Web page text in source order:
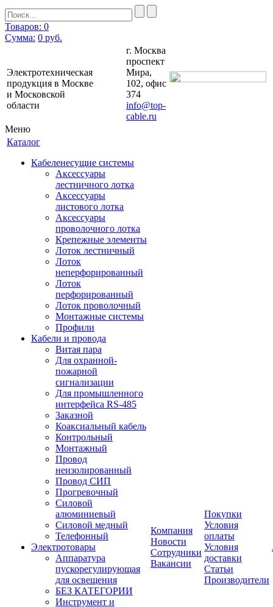
Товаров: 0
Сумма: 0 руб.
Электротехническая
продукция в Москве
и Московской
области
г. Москва
проспект
Мира,
102, офис
374
info@top-
cable.ru
Меню
Каталог
Кабеленесущие системы
Аксессуары
лестничного лотка
Аксессуары
листового лотка
Аксессуары
проволочного лотка
Крепежные элементы
Лоток лестничный
Лоток
неперфорированный
Лоток
перфорированный
Лоток проволочный
Монтажные системы
Профили
Кабели и провода
Витая пара
Для охранной-
пожарной
сигнализации
Для промышленного
интерфейса RS-485
Заказной
Коаксиальный кабель
Контрольный
Монтажный
Провод
неизолированный
Провод СИП
Прогревочный
Силовой
алюминиевый
Силовой медный
Телефонный
Электротовары
Аппаратура
пускорегулирующая
для освещения
БЕЗ КАТЕГОРИИ
Инструмент и
Компания
Новости
Сотрудники
Вакансии
Покупки
Условия
оплаты
Условия
доставки
Статьи
Производители